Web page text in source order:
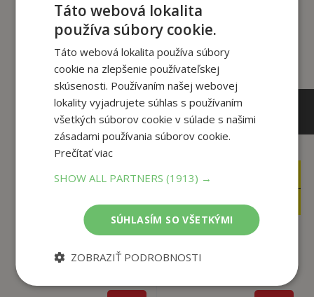
tento titul si tiež kúpili
28,95€
The Threshing Day
(Wing and Claw Coll...
Posvätná pôda
Táto webová lokalita
používa súbory cookie.
Táto webová lokalita používa súbory
cookie na zlepšenie používateľskej
skúsenosti. Používaním našej webovej
lokality vyjadrujete súhlas s používaním
všetkých súborov cookie v súlade s našimi
zásadami používania súborov cookie.
Prečítať viac
SHOW ALL PARTNERS(1913) →
SÚHLASÍM SO VŠETKÝMI
ZOBRAZIŤ PODROBNOSTI